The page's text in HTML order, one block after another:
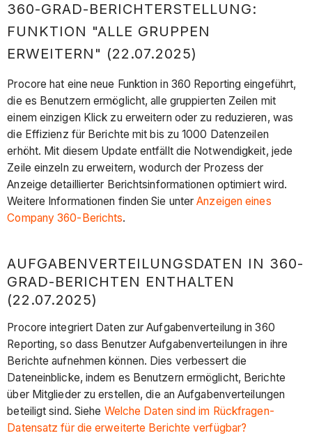
360-GRAD-BERICHTERSTELLUNG:
FUNKTION "ALLE GRUPPEN
ERWEITERN" (22.07.2025)
Procore hat eine neue Funktion in 360 Reporting eingeführt,
die es Benutzern ermöglicht, alle gruppierten Zeilen mit
einem einzigen Klick zu erweitern oder zu reduzieren, was
die Effizienz für Berichte mit bis zu 1000 Datenzeilen
erhöht. Mit diesem Update entfällt die Notwendigkeit, jede
Zeile einzeln zu erweitern, wodurch der Prozess der
Anzeige detaillierter Berichtsinformationen optimiert wird.
Weitere Informationen finden Sie unterAnzeigen eines
Company 360-Berichts.
AUFGABENVERTEILUNGSDATEN IN 360-
GRAD-BERICHTEN ENTHALTEN
(22.07.2025)
Procore integriert Daten zur Aufgabenverteilung in 360
Reporting, so dass Benutzer Aufgabenverteilungen in ihre
Berichte aufnehmen können. Dies verbessert die
Dateneinblicke, indem es Benutzern ermöglicht, Berichte
über Mitglieder zu erstellen, die an Aufgabenverteilungen
beteiligt sind. Siehe Welche Daten sind im Rückfragen-
Datensatz für die erweiterte Berichte verfügbar?